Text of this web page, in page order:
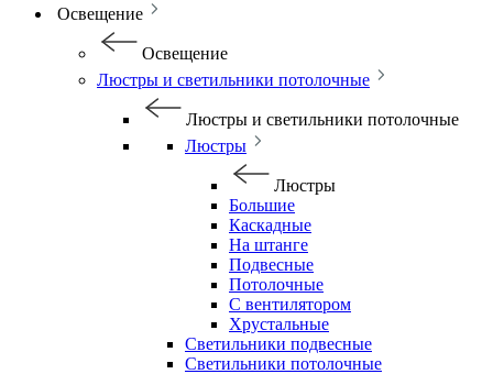
Освещение
Освещение
Люстры и светильники потолочные
Люстры и светильники потолочные
Люстры
Люстры
Большие
Каскадные
На штанге
Подвесные
Потолочные
С вентилятором
Хрустальные
Светильники подвесные
Светильники потолочные